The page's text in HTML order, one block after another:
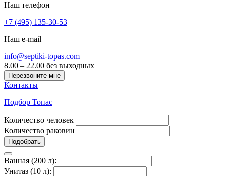
Наш телефон
+7 (495) 135-30-53
Наш e-mail
info@septiki-topas.com
8.00 – 22.00 без выходных
Перезвоните мне
Контакты
Подбор Топас
Количество человек
Количество раковин
Подобрать
Ванная (200 л):
Унитаз (10 л):